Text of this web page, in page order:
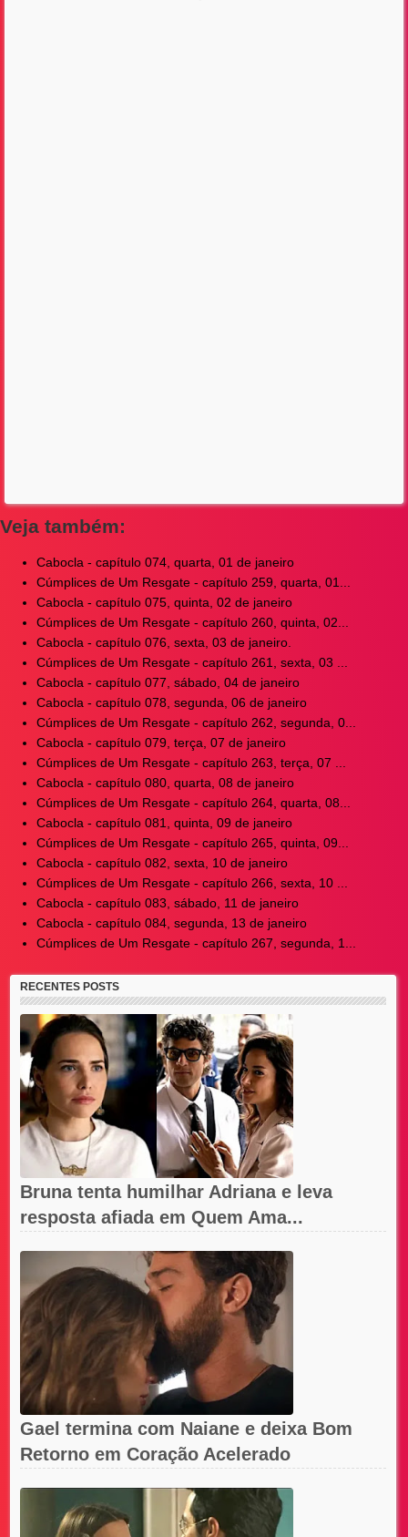
Veja também:
Cabocla - capítulo 074, quarta, 01 de janeiro
Cúmplices de Um Resgate - capítulo 259, quarta, 01...
Cabocla - capítulo 075, quinta, 02 de janeiro
Cúmplices de Um Resgate - capítulo 260, quinta, 02...
Cabocla - capítulo 076, sexta, 03 de janeiro.
Cúmplices de Um Resgate - capítulo 261, sexta, 03 ...
Cabocla - capítulo 077, sábado, 04 de janeiro
Cabocla - capítulo 078, segunda, 06 de janeiro
Cúmplices de Um Resgate - capítulo 262, segunda, 0...
Cabocla - capítulo 079, terça, 07 de janeiro
Cúmplices de Um Resgate - capítulo 263, terça, 07 ...
Cabocla - capítulo 080, quarta, 08 de janeiro
Cúmplices de Um Resgate - capítulo 264, quarta, 08...
Cabocla - capítulo 081, quinta, 09 de janeiro
Cúmplices de Um Resgate - capítulo 265, quinta, 09...
Cabocla - capítulo 082, sexta, 10 de janeiro
Cúmplices de Um Resgate - capítulo 266, sexta, 10 ...
Cabocla - capítulo 083, sábado, 11 de janeiro
Cabocla - capítulo 084, segunda, 13 de janeiro
Cúmplices de Um Resgate - capítulo 267, segunda, 1...
RECENTES POSTS
Bruna tenta humilhar Adriana e leva
resposta afiada em Quem Ama...
Gael termina com Naiane e deixa Bom
Retorno em Coração Acelerado